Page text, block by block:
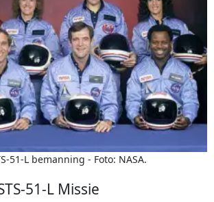
51-L bemanning - Foto: NASA.
51-L Missie